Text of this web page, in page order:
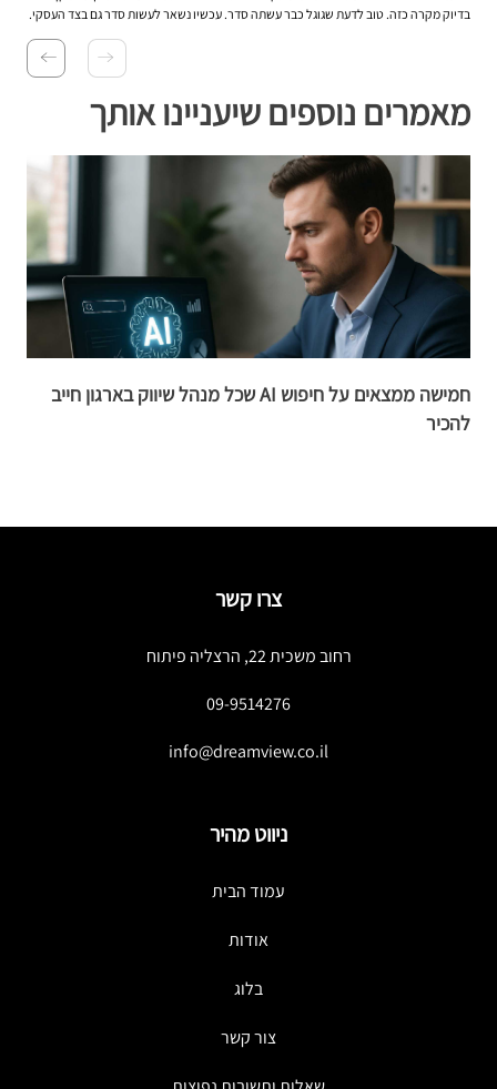
בדיוק מקרה כזה. טוב לדעת שגוגל כבר עשתה סדר. עכשיו נשאר לעשות סדר גם בצד העסקי.
מאמרים נוספים שיעניינו אותך
חמישה ממצאים על חיפוש AI שכל מנהל שיווק בארגון חייב
להכיר
צרו קשר
רחוב משכית 22, הרצליה פיתוח
09-9514276
info@dreamview.co.il
ניווט מהיר
עמוד הבית
אודות
בלוג
צור קשר